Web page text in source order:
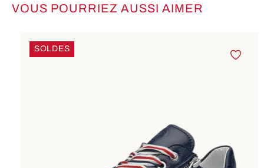
Ignorer la galerie de produits
VOUS POURRIEZ AUSSI AIMER
SOLDES